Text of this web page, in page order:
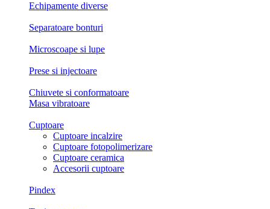
Echipamente diverse
Separatoare bonturi
Microscoape si lupe
Prese si injectoare
Chiuvete si conformatoare
Masa vibratoare
Cuptoare
Cuptoare incalzire
Cuptoare fotopolimerizare
Cuptoare ceramica
Accesorii cuptoare
Pindex